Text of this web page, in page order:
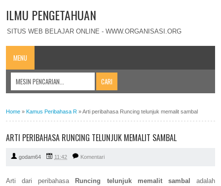
ILMU PENGETAHUAN
SITUS WEB BELAJAR ONLINE - WWW.ORGANISASI.ORG
MENU
Home » Kamus Peribahasa R »Arti peribahasa Runcing telunjuk memalit sambal
ARTI PERIBAHASA RUNCING TELUNJUK MEMALIT SAMBAL
godam64 11:42 Komentari
Arti dari peribahasa Runcing telunjuk memalit sambal
adalah